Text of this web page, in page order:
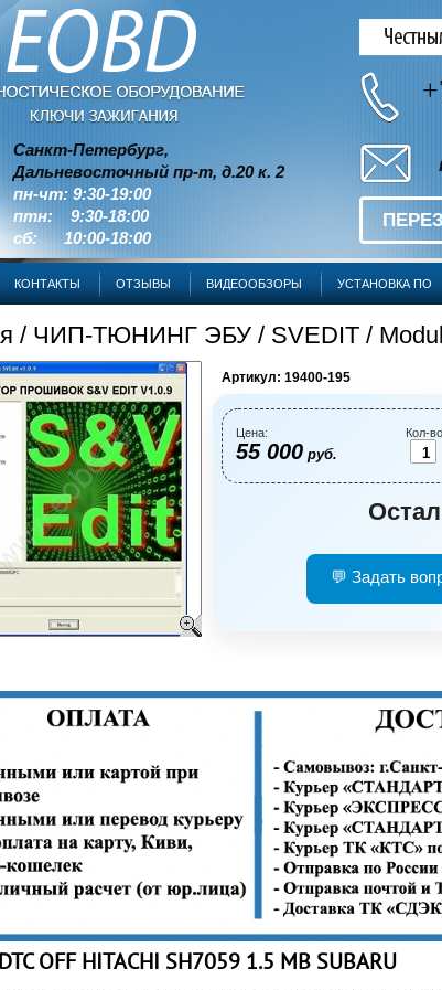
Санкт-Петербург,
Дальневосточный пр-т, д.20 к. 2
пн-чт: 9:30-19:00
птн: 9:30-18:00
сб: 10:00-18:00
КОНТАКТЫ ОТЗЫВЫ ВИДЕООБЗОРЫ УСТАНОВКА ПО
/ ЧИП-ТЮНИНГ ЭБУ/ SVEDIT/
Артикул: 19400-195
Кол-
Цена:
55 000руб.
💬 Задать
OFF HITACHI SH7059 1.5 MB SUBARU